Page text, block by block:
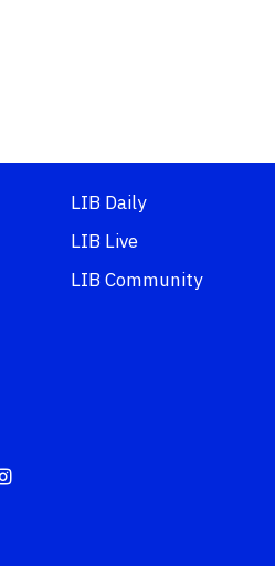
LIB Daily
LIB Live
LIB Community